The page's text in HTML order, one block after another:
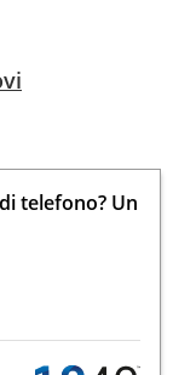
telefono? Un